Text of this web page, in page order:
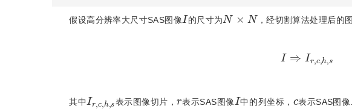
假设高分辨率大尺寸SAS图像
I
的尺寸为
N×
，经切割算法处理后的
I⇒I c
其中
Ir s
表示图像切片， 表示SAS图像
I
中的列坐标， 表示SAS图像